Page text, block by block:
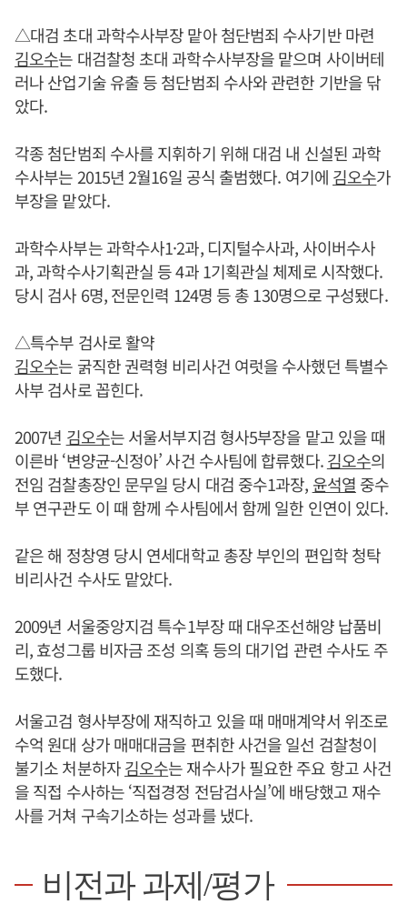
△대검 초대 과학수사부장 맡아 첨단범죄 수사기반 마련
김오수는 대검찰청 초대 과학수사부장을 맡으며 사이버테
러나 산업기술 유출 등 첨단범죄 수사와 관련한 기반을 닦
았다.
각종 첨단범죄 수사를 지휘하기 위해 대검 내 신설된 과학
수사부는 2015년 2월16일 공식 출범했다. 여기에 김오수가
부장을 맡았다.
과학수사부는 과학수사1·2과, 디지털수사과, 사이버수사
과, 과학수사기획관실 등 4과 1기획관실 체제로 시작했다.
당시 검사 6명, 전문인력 124명 등 총 130명으로 구성됐다.
△특수부 검사로 활약
김오수는 굵직한 권력형 비리사건 여럿을 수사했던 특별수
사부 검사로 꼽힌다.
2007년 김오수는 서울서부지검 형사5부장을 맡고 있을 때
이른바 ‘변양균-신정아’ 사건 수사팀에 합류했다.김오수의
전임 검찰총장인 문무일 당시 대검 중수1과장, 윤석열 중수
부 연구관도 이 때 함께 수사팀에서 함께 일한 인연이 있다.
같은 해 정창영 당시 연세대학교 총장 부인의 편입학 청탁
비리사건 수사도 맡았다.
2009년 서울중앙지검 특수1부장 때 대우조선해양 납품비
리, 효성그룹 비자금 조성 의혹 등의 대기업 관련 수사도 주
도했다.
서울고검 형사부장에 재직하고 있을 때 매매계약서 위조로
수억 원대 상가 매매대금을 편취한 사건을 일선 검찰청이
불기소 처분하자김오수는 재수사가 필요한 주요 항고 사건
을 직접 수사하는 ‘직접경정 전담검사실’에 배당했고 재수
사를 거쳐 구속기소하는 성과를 냈다.
비전과 과제/평가